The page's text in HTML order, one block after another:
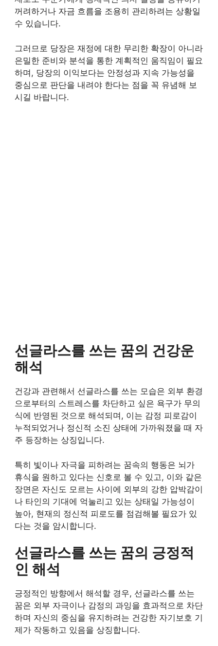
꺼려하거나 자금 흐름을 조용히 관리하려는 상황일
수 있습니다.
그러므로 당장은 재정에 대한 무리한 확장이 아니라
은밀한 준비와 분석을 통한 계획적인 움직임이 필요
하며, 당장의 이익보다는 안정성과 지속 가능성을
중심으로 판단을 내려야 한다는 점을 꼭 유념해 보
시길 바랍니다.
선글라스를 쓰는 꿈의 건강운
해석
건강과 관련해서 선글라스를 쓰는 모습은 외부 환경
으로부터의 스트레스를 차단하고 싶은 욕구가 무의
식에 반영된 것으로 해석되며, 이는 감정 피로감이
누적되었거나 정신적 소진 상태에 가까워졌을 때 자
주 등장하는 상징입니다.
특히 빛이나 자극을 피하려는 꿈속의 행동은 뇌가
휴식을 원하고 있다는 신호로 볼 수 있고, 이와 같은
장면은 자신도 모르는 사이에 외부의 강한 압박감이
나 타인의 기대에 억눌리고 있는 상태일 가능성이
높아, 현재의 정신적 피로도를 점검해볼 필요가 있
다는 것을 암시합니다.
선글라스를 쓰는 꿈의 긍정적
인 해석
긍정적인 방향에서 해석할 경우, 선글라스를 쓰는
꿈은 외부 자극이나 감정의 과잉을 효과적으로 차단
하며 자신의 중심을 유지하려는 건강한 자기보호 기
제가 작동하고 있음을 상징합니다.